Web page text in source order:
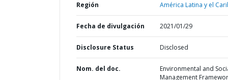
Región América Latina y el
Fecha de divulgación 2021/01/29
Disclosure Status Disclosed
Nom. del doc.
Environmental and
Management